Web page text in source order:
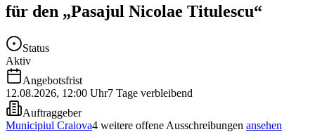
für den „Pasajul Nicolae Titulescu“
Status
Aktiv
Angebotsfrist
12.08.2026, 12:00 Uhr7 Tage verbleibend
Auftraggeber
Municipiul Craiova4 weitere offene Ausschreibungen ansehen